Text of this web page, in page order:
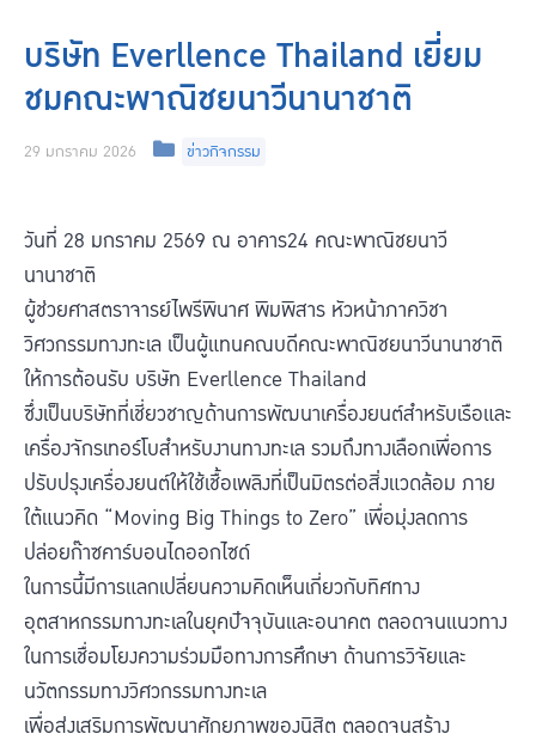
บริษัท Everllence Thailand เยี่ยม
ชมคณะพาณิชยนาวีนานาชาติ
29 มกราคม 2026 Categories
ข่าวกิจกรรม
วันที่ 28 มกราคม 2569 ณ อาคาร24 คณะพาณิชยนาวี
นานาชาติ
ผู้ช่วยศาสตราจารย์ไพรีพินาศ พิมพิสาร หัวหน้าภาควิชา
วิศวกรรมทางทะเล เป็นผู้แทนคณบดีคณะพาณิชยนาวีนานาชาติ
ให้การต้อนรับ บริษัท Everllence Thailand
ซึ่งเป็นบริษัทที่เชี่ยวชาญด้านการพัฒนาเครื่องยนต์สำหรับเรือและ
เครื่องจักรเทอร์โบสำหรับงานทางทะเล รวมถึงทางเลือกเพื่อการ
ปรับปรุงเครื่องยนต์ให้ใช้เชื้อเพลิงที่เป็นมิตรต่อสิ่งแวดล้อม ภาย
ใต้แนวคิด “Moving Big Things to Zero” เพื่อมุ่งลดการ
ปล่อยก๊าซคาร์บอนไดออกไซด์
ในการนี้มีการแลกเปลี่ยนความคิดเห็นเกี่ยวกับทิศทาง
อุตสาหกรรมทางทะเลในยุคปัจจุบันและอนาคต ตลอดจนแนวทาง
ในการเชื่อมโยงความร่วมมือทางการศึกษา ด้านการวิจัยและ
นวัตกรรมทางวิศวกรรมทางทะเล
เพื่อส่งเสริมการพัฒนาศักยภาพของนิสิต ตลอดจนสร้าง